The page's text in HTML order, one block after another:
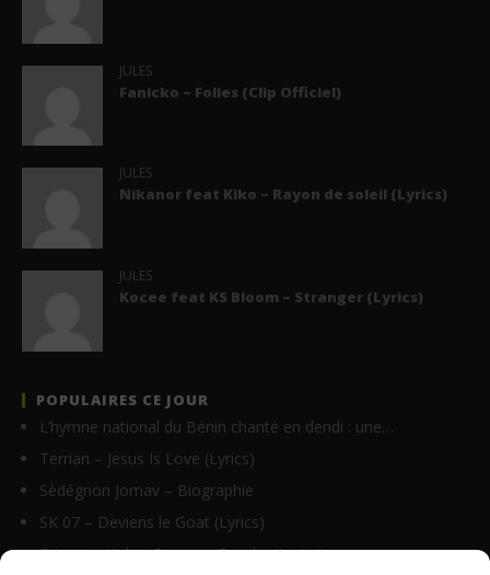
JULES
Fanicko – Folies (Clip Officiel)
JULES
Nikanor feat Kiko – Rayon de soleil (Lyrics)
JULES
Kocee feat KS Bloom – Stranger (Lyrics)
POPULAIRES CE JOUR
L’hymne national du Bénin chanté en dendi : une…
Terrian – Jesus Is Love (Lyrics)
Sèdégnon Jomav – Biographie
SK 07 – Deviens le Goat (Lyrics)
DA Uzi – Kishta Pomme (Paroles/Lyrics)